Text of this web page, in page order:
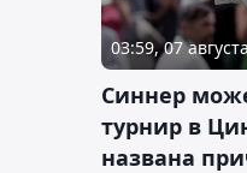
03:59, 07
Синнер
турнир в
названа